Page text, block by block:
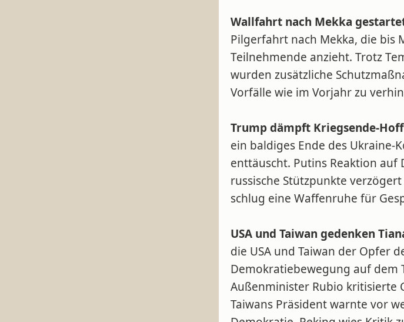
Wallfahrt nach Mekka
Pilgerfahrt nach Mekka, die bis
Teilnehmende anzieht. Trotz
wurden zusätzliche
Vorfälle wie im Vorjahr zu
Trump dämpft Kriegsende-
ein baldiges Ende des Ukraine-
enttäuscht. Putins Reaktion
russische Stützpunkte
schlug eine Waffenruhe für
USA und Taiwan gedenken
die USA und Taiwan der Opfer
Demokratiebewegung auf dem
Außenminister Rubio kritisierte
Taiwans Präsident warnte vor